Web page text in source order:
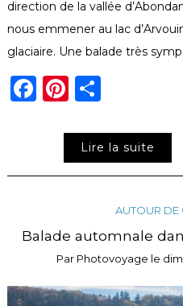
direction de la vallée
nous emmener au lac
glaciaire. Une balade très
Facebook
Pinterest
Lire la suite
AUTOUR DE
Balade automnale
Par Photovoyage le